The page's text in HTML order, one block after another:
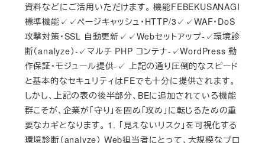
資料などにご活用いただけます。 機能FEBEKUSANAGI
標準機能✓✓ページキャッシュ・HTTP/3✓✓WAF・DoS
攻撃対策・SSL 自動更新✓✓Webセットアップ-✓環境診
断（analyze）-✓マルチ PHP コンテナ-✓WordPress 動
作保証・モジュール提供-✓ 上記の通り圧倒的なスピード
と基本的なセキュリティはFEでも十分に提供されます。
しかし、上記の表の後半部分、BEに追加されている機能
群こそが、企業が「守り」を固め「攻め」に転じるための重
要なカギとなります。 1. 「見えないリスク」を可視化する
環境診断（analyze） Web担当者にとって、大規模なプロ